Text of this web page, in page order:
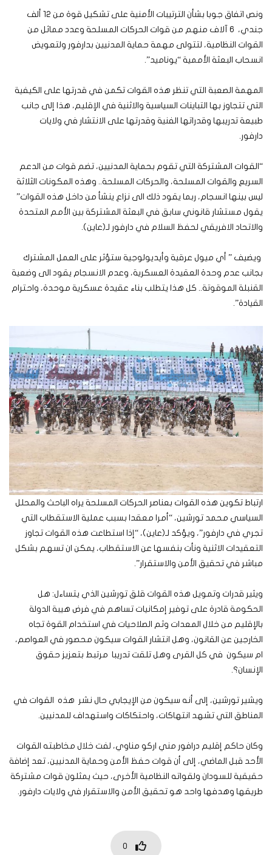
ونص اتفاق جوبا بشأن الترتيبات الأمنية على تشكيل قوة من 12 ألف
جندي، 6 آلاف منهم من قوات الحركات المسلحة وعدد مماثل من
القوات النظامية، لتتولى مهمة حماية المدنيين بدارفور ولتعويض
انسحاب البعثة الأممية “يوناميد”.
المهمة الصعبة التي تنظر هذه القوات تكمن في قدرتها على الكيفية
التي تتجاوز بها التباينات السياسية والاثنية في الإقليم، هذا إلى جانب
طبيعة تدريبها وقدراتها الفنية وقدرتها على الانتشار في ولايات
دارفور.
“القوات المشتركة التي تقوم بحماية المدنيين، تضم قوات من الدعم
السريع والقوات المسلحة، والحركات المسلحة.. وهذه المكونات الثلاثة
ليس بينها انسجام، ربما يقود ذلك الى نزاع ينشأ من داخل هذه القوات”
يقول مستشار قانوني سابق في البعثة المشتركة بين الأمم المتحدة
والاتحاد الافريقي لحفظ السلام في دارفور لـ(عاين).
ويضيف ” أي ميول عرقية وأيديولوجية ستؤثر على العمل المشترك
بجانب عدم وحدة العقيدة العسكرية، وعدم الانسجام يقود الى وضعية
القنبلة الموقوتة.. كل هذا يتطلب بناء عقيدة عسكرية موحدة، واحترام
القيادة”.
ارتباط تكوين هذه القوات بعناصر الحركات المسلحة يراه الباحث والمحلل
السياسي محمد تورشين، “أمرا معقدا بسبب عملية الاستقطاب التي
تجري في دارفور”، ويؤكد لـ(عاين)، “إذا استطاعت هذه القوات تجاوز
التعقيدات الاثنية ونأت بنفسها عن الاستقطاب، يمكن ان تسهم بشكل
مباشر في تحقيق الأمن والاستقرار”.
ويثير قدرات وتمويل هذه القوات قلق تورشين الذي يتساءل: هل
الحكومة قادرة على توفير إمكانيات تساهم في فرض هيبة الدولة
بالإقليم من خلال المعدات وثم الصلاحيات في استخدام القوة تجاه
الخارجين عن القانون، وهل انتشار القوات سيكون محصور في العواصم،
ام سيكون في كل القرى وهل تلقت تدريبا مرتبط بتعزيز حقوق
الإنسان؟.
ويشير تورشين، إلى أنه سيكون من الإيجابي حال نشر هذه القوات في
المناطق التي تشهد انتهاكات، واحتكاكات واستهداف للمدنيين.
وكان حاكم إقليم درافور مني اركو مناوي، لفت خلال مخاطبته القوات
الأحد قبل الماضي، إلى أن قوات حفظ الأمن وحماية المدنيين، تعد إضافة
حقيقية للسودان ولقواته النظامية الأخرى، حيث يمثلون قوات مشتركة
طريقها وهدفها واحد هو تحقيق الأمن والاستقرار في ولايات دارفور.
0